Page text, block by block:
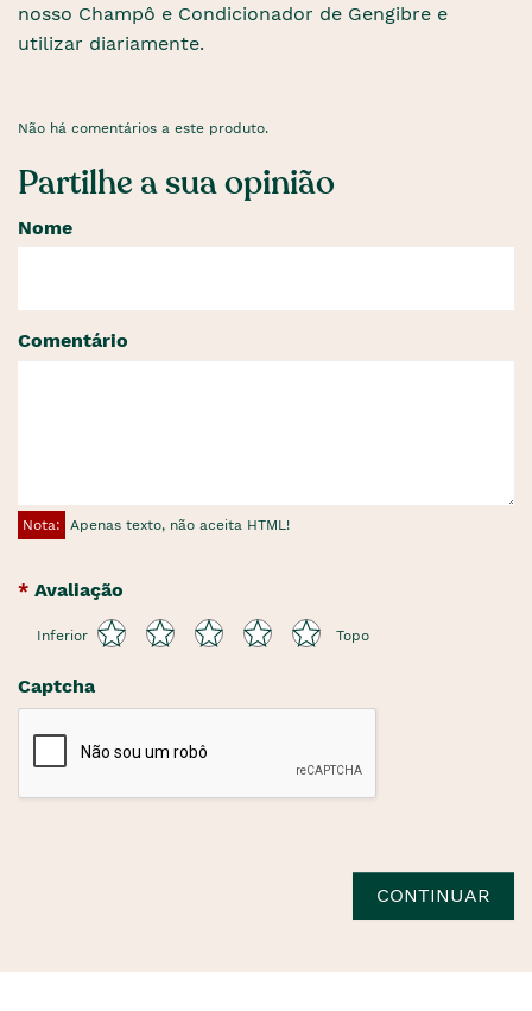
nosso Champô e Condicionador de Gengibre e
utilizar diariamente.
Não há comentários a este produto.
Partilhe a sua opinião
Nome
Comentário
Nota: Apenas texto, não aceita HTML!
Avaliação
Inferior Topo
Captcha
CONTINUAR